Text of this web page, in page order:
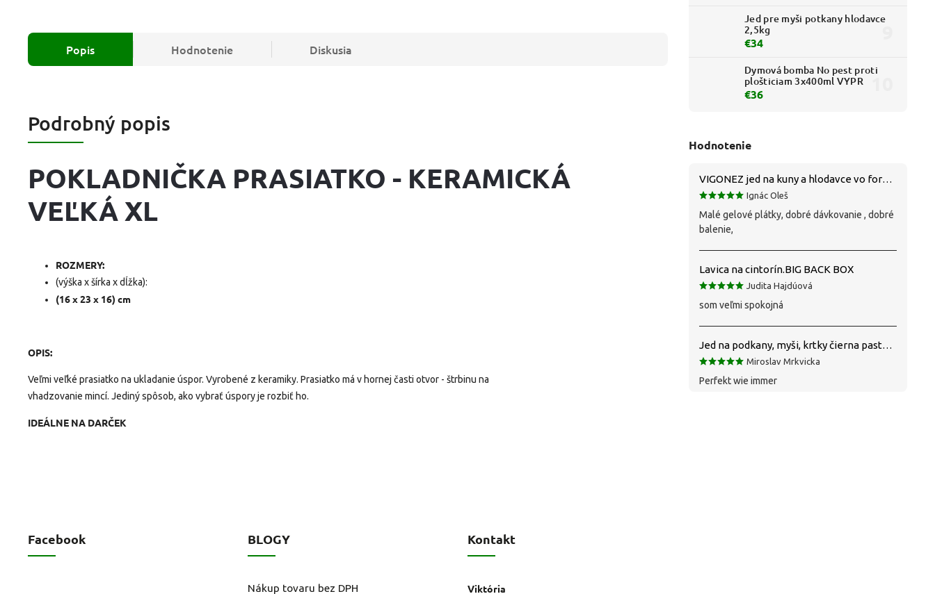
Jed pre myši potkany hlodavce
2,5kg
€34
Dymová bomba No pest proti
plošticiam 3x400ml VYPR
€36
Hodnotenie
VIGONEZ jed na kuny a hlodavce vo forme pasty 1,5 kg
Ignác Oleš
Malé gelové plátky, dobré dávkovanie , dobré
balenie,
Lavica na cintorín.BIG BACK BOX
Judita Hajdúová
som veľmi spokojná
Jed na podkany, myši, krtky čierna pasta silná 1 kg VYPR
Miroslav Mrkvicka
Perfekt wie immer
Popis Hodnotenie Diskusia
Podrobný popis
POKLADNIČKA PRASIATKO - KERAMICKÁ
VEĽKÁ XL
ROZMERY:
(výška x šírka x dĺžka):
(16 x 23 x 16) cm
OPIS:
Veľmi veľké prasiatko na ukladanie úspor. Vyrobené z keramiky. Prasiatko má v hornej časti otvor - štrbinu na
vhadzovanie mincí. Jediný spôsob, ako vybrať úspory je rozbiť ho.
IDEÁLNE NA DARČEK
Facebook BLOGY
Nákup tovaru bez DPH
Kontakt
Viktória